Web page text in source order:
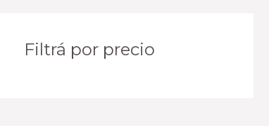
Filtrá por precio